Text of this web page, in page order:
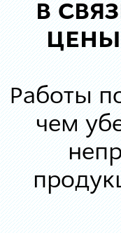
В
ЦЕНЫ
Работы
чем